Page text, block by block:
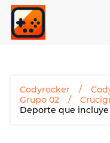
Codyrocker
Grupo 02
Deporte que